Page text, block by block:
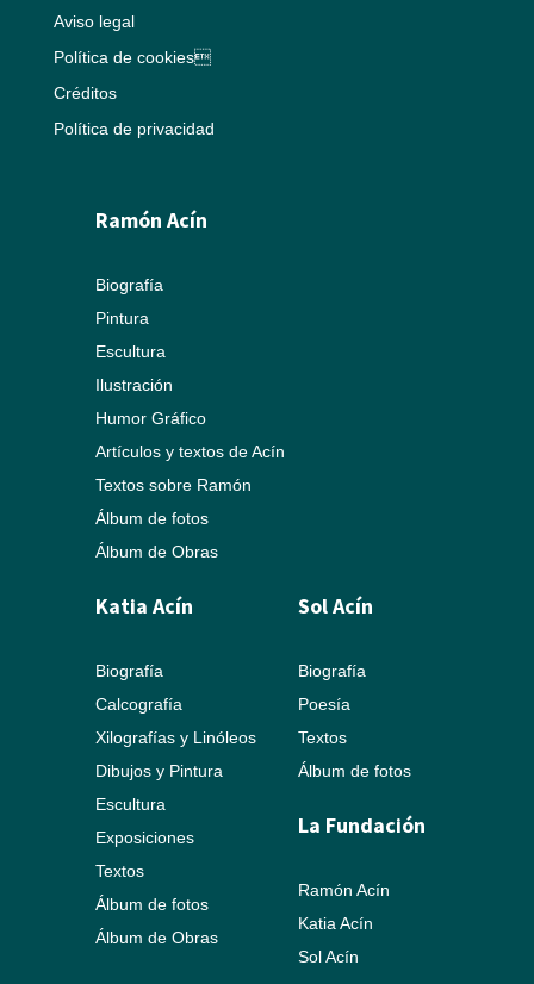
Aviso legal
Política de cookies
Créditos
Política de privacidad
Ramón Acín
Biografía
Pintura
Escultura
Ilustración
Humor Gráfico
Artículos y textos de Acín
Textos sobre Ramón
Álbum de fotos
Álbum de Obras
Katia Acín
Biografía
Calcografía
Xilografías y Linóleos
Dibujos y Pintura
Escultura
Exposiciones
Textos
Álbum de fotos
Álbum de Obras
Sol Acín
Biografía
Poesía
Textos
Álbum de fotos
La Fundación
Ramón Acín
Katia Acín
Sol Acín